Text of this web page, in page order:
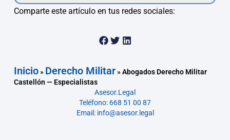
Comparte este artículo en tus redes sociales:
Inicio» Derecho Militar»Abogados Derecho Militar
Castellón — Especialistas
Asesor.Legal
Teléfono: 668 51 00 87
Email: info@asesor.legal